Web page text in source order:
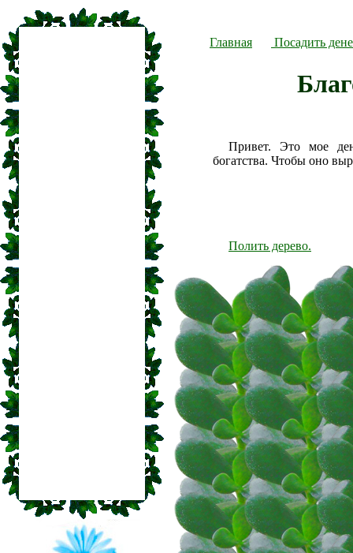
Главная Посадить
Привет. Это мое
богатства. Чтобы оно
Полить дерево.